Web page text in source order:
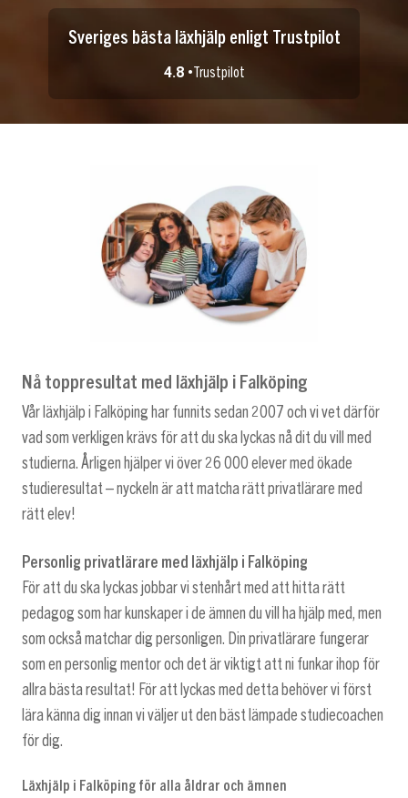
Sveriges bästa läxhjälp enligt Trustpilot
4.8 •Trustpilot
Nå toppresultat med läxhjälp i Falköping
Vår läxhjälp i Falköping har funnits sedan 2007 och vi vet därför
vad som verkligen krävs för att du ska lyckas nå dit du vill med
studierna. Årligen hjälper vi över 26 000 elever med ökade
studieresultat – nyckeln är att matcha rätt privatlärare med
rätt elev!
Personlig privatlärare med läxhjälp i Falköping
För att du ska lyckas jobbar vi stenhårt med att hitta rätt
pedagog som har kunskaper i de ämnen du vill ha hjälp med, men
som också matchar dig personligen. Din privatlärare fungerar
som en personlig mentor och det är viktigt att ni funkar ihop för
allra bästa resultat! För att lyckas med detta behöver vi först
lära känna dig innan vi väljer ut den bäst lämpade studiecoachen
för dig.
Läxhjälp i Falköping för alla åldrar och ämnen